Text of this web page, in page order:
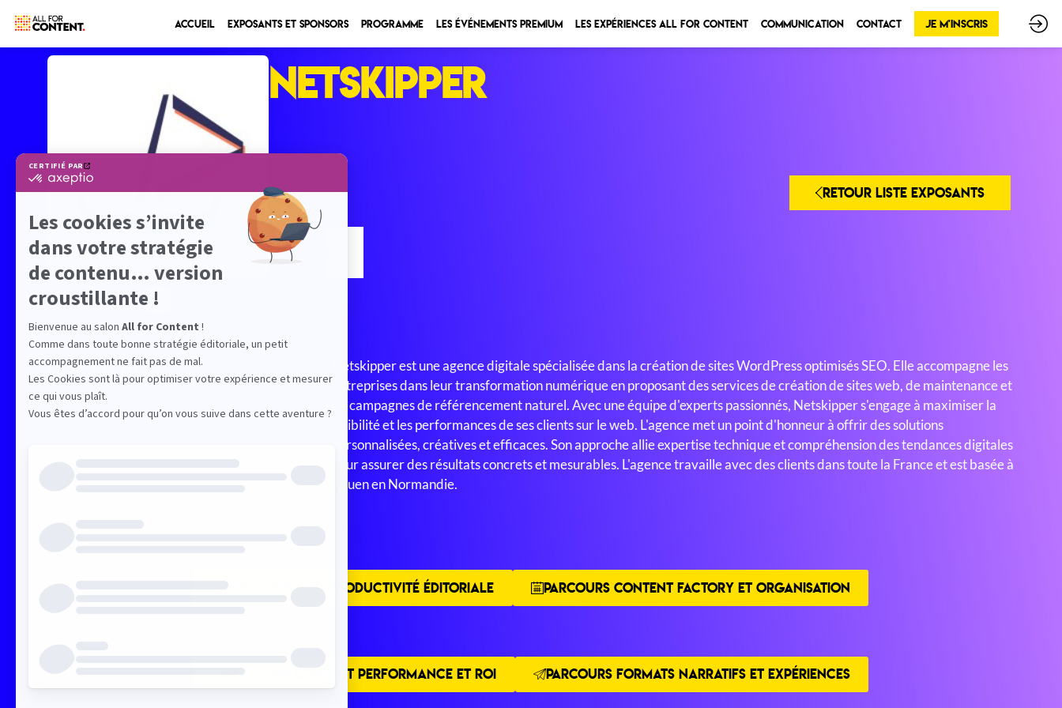
Accueil Exposants et sponsors Programme Les Événements Premium Les expériences All for Content Communication Contact Je m'inscris
RETOUR LISTE EXPOSANTS
NETSKIPPER
STAND
Description
Netskipper est une agence digitale spécialisée dans la création de sites WordPress optimisés SEO. Elle accompagne les
entreprises dans leur transformation numérique en proposant des services de création de sites web, de maintenance et
de campagnes de référencement naturel. Avec une équipe d'experts passionnés, Netskipper s'engage à maximiser la
visibilité et les performances de ses clients sur le web. L'agence met un point d'honneur à offrir des solutions
personnalisées, créatives et efficaces. Son approche allie expertise technique et compréhension des tendances digitales
pour assurer des résultats concrets et mesurables. L'agence travaille avec des clients dans toute la France et est basée à
PARCOURS IA ET PRODUCTIVITÉ ÉDITORIALE PARCOURS CONTENT FACTORY ET ORGANISATION
PARCOURS CONTENT PERFORMANCE ET ROI PARCOURS FORMATS NARRATIFS ET EXPÉRIENCES